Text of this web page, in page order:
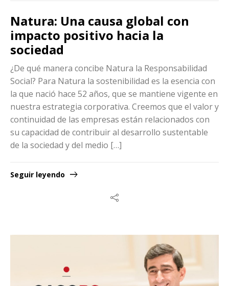
Natura: Una causa global con
impacto positivo hacia la
sociedad
¿De qué manera concibe Natura la Responsabilidad
Social? Para Natura la sostenibilidad es la esencia con
la que nació hace 52 años, que se mantiene vigente en
nuestra estrategia corporativa. Creemos que el valor y
continuidad de las empresas están relacionados con
su capacidad de contribuir al desarrollo sustentable
de la sociedad y del medio […]
Seguir leyendo